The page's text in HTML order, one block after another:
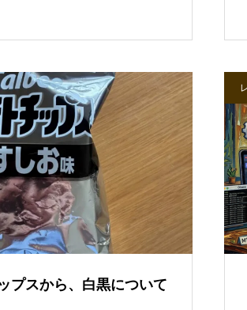
プスから、白黒について